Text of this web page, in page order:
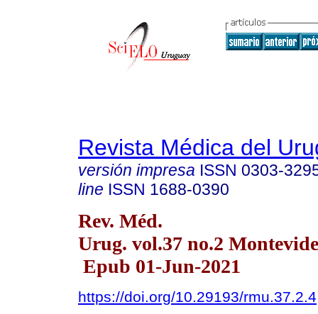
Revista Médica del
versión impresa ISSN 0303-
line ISSN 1688-0390
Rev. Méd.
Urug. vol.37 no.2
Epub 01-Jun-2021
https://doi.org/10.29193/rmu.37.2.4